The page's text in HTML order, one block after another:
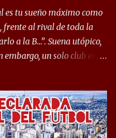
aún no ha logrado
es tu sueño máximo como
frente al rival de toda la
a la B…”. Suena utópico,
embargo, un solo club en el
el Rojo y, por el otro, el
rival. 22 de diciembre de
Independiente pueden